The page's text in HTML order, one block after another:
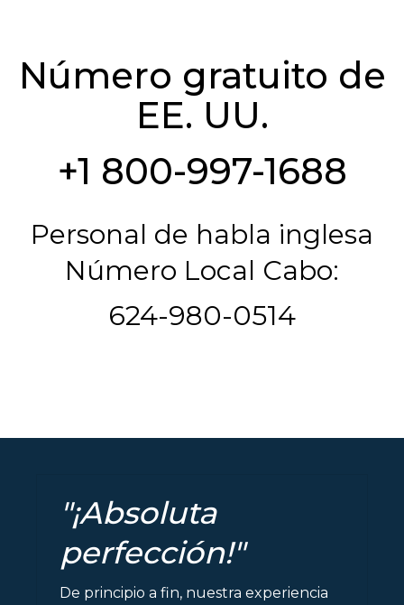
Número gratuito de
EE. UU.
+1 800-997-1688
Personal de habla inglesa
Número Local Cabo:
624-980-0514
"¡Absoluta
perfección!"
De principio a fin, nuestra experiencia